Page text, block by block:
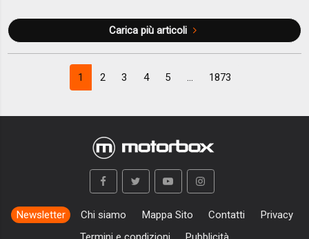
Carica più articoli
1 2 3 4 5 ... 1873
Newsletter Chi siamo Mappa Sito Contatti
Privacy